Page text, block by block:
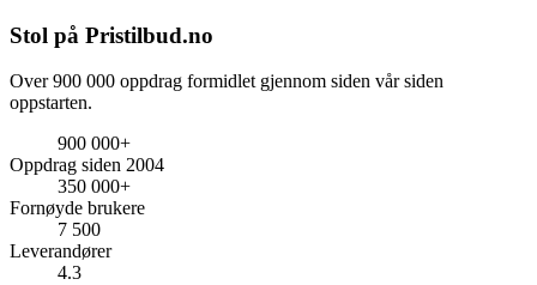
Stol på Pristilbud.no
Over 900 000 oppdrag formidlet gjennom siden vår siden
oppstarten.
900 000+
Oppdrag siden 2004
350 000+
Fornøyde brukere
7 500
Leverandører
4.3